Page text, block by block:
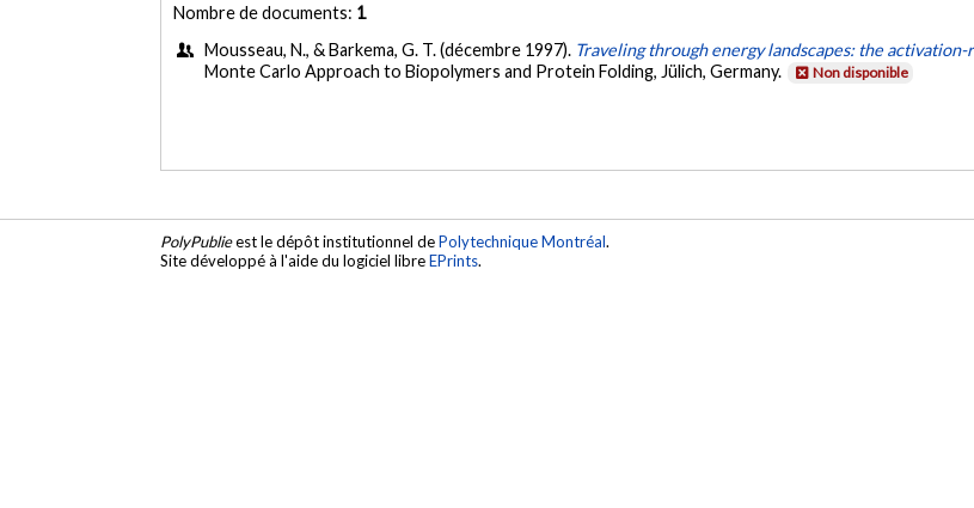
Nombre de documents: 1
Mousseau, N., & Barkema, G. T. (décembre 1997). Traveling through energy landscapes: the
Monte Carlo Approach to Biopolymers and Protein Folding, Jülich, Germany.
Non disponible
PolyPublieest le dépôt institutionnel dePolytechnique Montréal.
Site développé à l'aide du logiciel libreEPrints.